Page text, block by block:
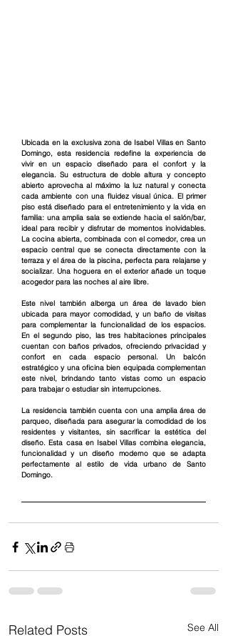
Ubicada en la exclusiva zona de Isabel Villas en Santo
Domingo, esta residencia redefine la experiencia de
vivir en un espacio diseñado para el confort y la
elegancia. Su estructura de doble altura y concepto
abierto aprovecha al máximo la luz natural y conecta
cada ambiente con una fluidez visual única. El primer
piso está diseñado para el entretenimiento y la vida en
familia: una amplia sala se extiende hacia el salón/bar,
ideal para recibir y disfrutar de momentos inolvidables.
La cocina abierta, combinada con el comedor, crea un
espacio central que se conecta directamente con la
terraza y el área de la piscina, perfecta para relajarse y
socializar. Una hoguera en el exterior añade un toque
acogedor para las noches al aire libre.
Este nivel también alberga un área de lavado bien
ubicada para mayor comodidad, y un baño de visitas
para complementar la funcionalidad de los espacios.
En el segundo piso, las tres habitaciones principales
cuentan con baños privados, ofreciendo privacidad y
confort en cada espacio personal. Un balcón
estratégico y una oficina bien equipada complementan
este nivel, brindando tanto vistas como un espacio
para trabajar o estudiar sin interrupciones.
La residencia también cuenta con una amplia área de
parqueo, diseñada para asegurar la comodidad de los
residentes y visitantes, sin sacrificar la estética del
diseño. Esta casa en Isabel Villas combina elegancia,
funcionalidad y un diseño moderno que se adapta
perfectamente al estilo de vida urbano de Santo
Domingo.
Related Posts See All